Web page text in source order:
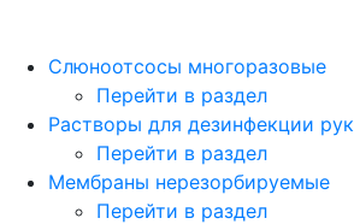
Слюноотсосы многоразовые
Перейти в раздел
Растворы для дезинфекции рук
Перейти в раздел
Мембраны нерезорбируемые
Перейти в раздел